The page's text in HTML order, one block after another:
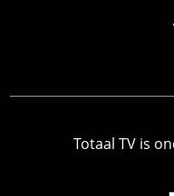
Totaal TV is